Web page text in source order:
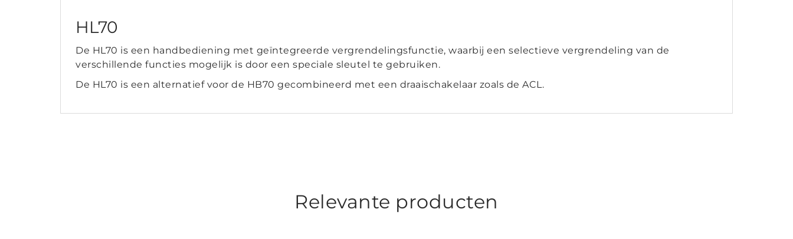
HL70
De HL70 is een handbediening met geïntegreerde vergrendelingsfunctie, waarbij een selectieve vergrendeling van de
verschillende functies mogelijk is door een speciale sleutel te gebruiken.
De HL70 is een alternatief voor de HB70 gecombineerd met een draaischakelaar zoals de ACL.
Relevante producten